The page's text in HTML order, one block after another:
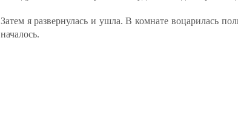
Затем я развернулась и ушла. В комнате воцарилась
началось.